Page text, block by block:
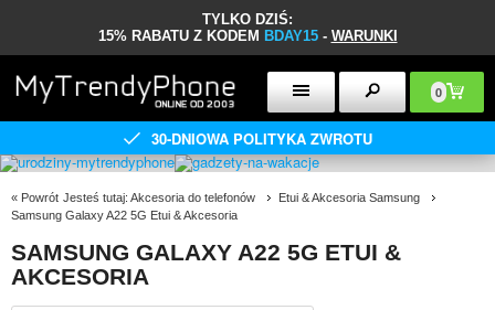
TYLKO DZIŚ:
15% RABATU Z KODEM BDAY15- WARUNKI
0
30-DNIOWA POLITYKA ZWROTU
« Powrót Jesteś tutaj: Akcesoria do telefonów
Etui & Akcesoria Samsung
Samsung Galaxy A22 5G Etui & Akcesoria
SAMSUNG GALAXY A22 5G ETUI &
AKCESORIA